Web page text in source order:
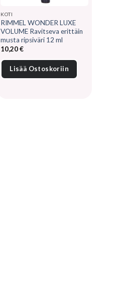
KOTI
RIMMEL WONDER LUXE
VOLUME Ravitseva erittäin
musta ripsiväri 12 ml
10,20€
Lisää Ostoskoriin